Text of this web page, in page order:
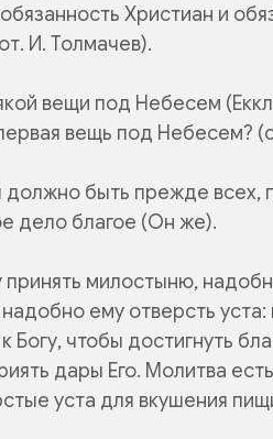
Христиан и
И. Толмачев).
вещи под Небесем
вещь под Небесем?
быть прежде всех,
дело благое (Он же).
милостыню,
ему отверсть
Богу, чтобы достигнуть
дары Его. Молитва
уста для вкушения